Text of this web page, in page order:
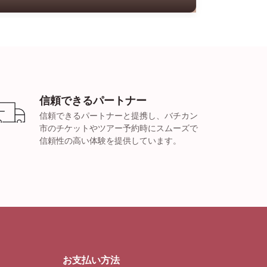
信頼できるパートナー
信頼できるパートナーと提携し、バチカン
市のチケットやツアー予約時にスムーズで
信頼性の高い体験を提供しています。
お支払い方法